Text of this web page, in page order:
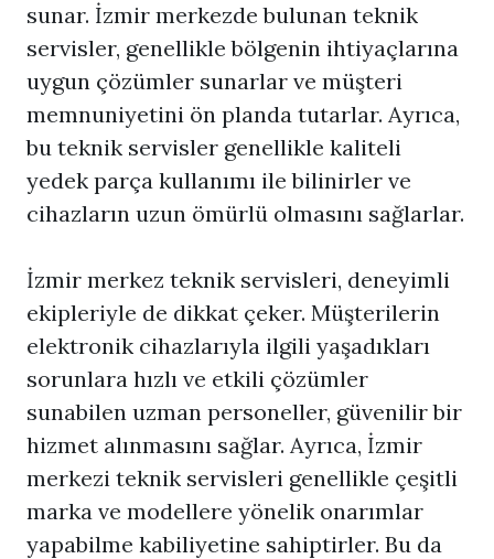
sunar. İzmir merkezde bulunan teknik
servisler, genellikle bölgenin ihtiyaçlarına
uygun çözümler sunarlar ve müşteri
memnuniyetini ön planda tutarlar. Ayrıca,
bu teknik servisler genellikle kaliteli
yedek parça kullanımı ile bilinirler ve
cihazların uzun ömürlü olmasını sağlarlar.
İzmir merkez teknik servisleri, deneyimli
ekipleriyle de dikkat çeker. Müşterilerin
elektronik cihazlarıyla ilgili yaşadıkları
sorunlara hızlı ve etkili çözümler
sunabilen uzman personeller, güvenilir bir
hizmet alınmasını sağlar. Ayrıca, İzmir
merkezi teknik servisleri genellikle çeşitli
marka ve modellere yönelik onarımlar
yapabilme kabiliyetine sahiptirler. Bu da